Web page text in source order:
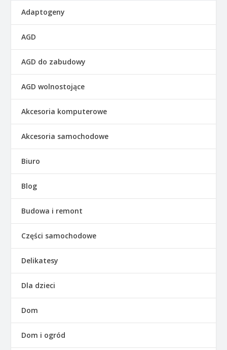
Adaptogeny
AGD
AGD do zabudowy
AGD wolnostojące
Akcesoria komputerowe
Akcesoria samochodowe
Biuro
Blog
Budowa i remont
Części samochodowe
Delikatesy
Dla dzieci
Dom
Dom i ogród